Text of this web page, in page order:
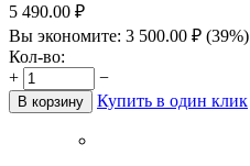
5 490.00 ₽
Вы экономите: 3 500.00 ₽ (39%)
Кол-во:
+
−
В корзину Купить в один клик